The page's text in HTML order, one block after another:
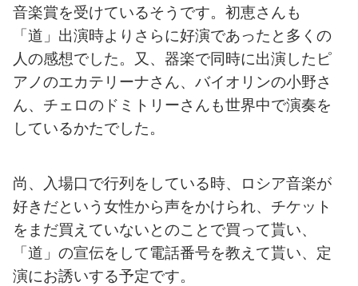
音楽賞を受けているそうです。初恵さんも
「道」出演時よりさらに好演であったと多くの
人の感想でした。又、器楽で同時に出演したピ
アノのエカテリーナさん、バイオリンの小野さ
ん、チェロのドミトリーさんも世界中で演奏を
しているかたでした。
尚、入場口で行列をしている時、ロシア音楽が
好きだという女性から声をかけられ、チケット
をまだ買えていないとのことで買って貰い、
「道」の宣伝をして電話番号を教えて貰い、定
演にお誘いする予定です。